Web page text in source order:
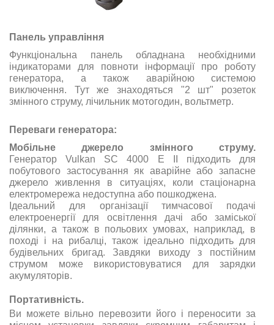
Панель управління
Функціональна панель обладнана необхідними
індикаторами для повноти інформації про роботу
генератора, а також аварійною системою
виключення. Тут же знаходяться "2 шт" розеток
змінного струму, лічильник мотогодин, вольтметр.
Переваги генератора:
Мобільне джерело змінного струму.
Генератор Vulkan SC 4000 E II підходить для
побутового застосування як аварійне або запасне
джерело живлення в ситуаціях, коли стаціонарна
електромережа недоступна або пошкоджена.
Ідеальний для організації тимчасової подачі
електроенергії для освітлення дачі або заміської
ділянки, а також в польових умовах, наприклад, в
поході і на рибалці, також ідеально підходить для
будівельних бригад. Завдяки виходу з постійним
струмом може використовуватися для зарядки
акумуляторів.
Портативність.
Ви можете вільно перевозити його і переносити за